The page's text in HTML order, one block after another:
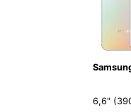
6,6"